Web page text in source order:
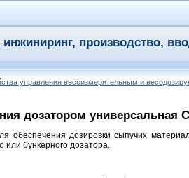
производство,
управления весоизмерительным и
дозатором универсальная
обеспечения дозировки сыпучих
или бункерного дозатора.